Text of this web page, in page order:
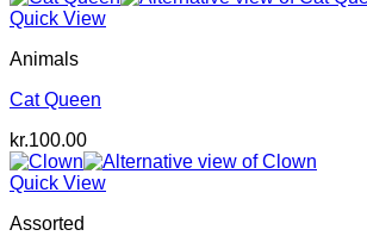
Quick View
Animals
Cat Queen
kr.100.00
Quick View
Assorted